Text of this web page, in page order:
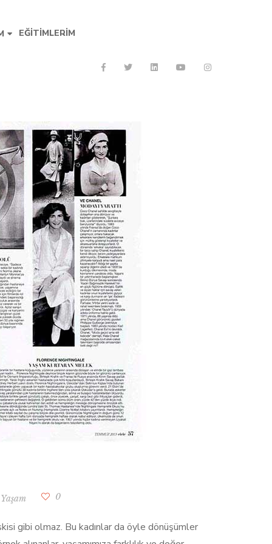
EĞITIMLERIM
Yaşam 0
gibi olmaz. Bu kadınlar da öyle dönüşümler